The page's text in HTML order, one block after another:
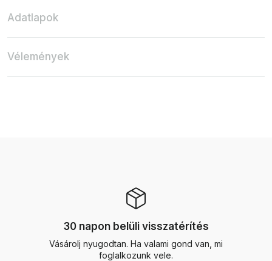
Adatlapok
Vélemények
30 napon belüli visszatérítés
Vásárolj nyugodtan. Ha valami gond van, mi
foglalkozunk vele.